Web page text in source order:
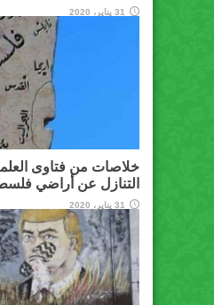
31 يناير، 2020
خلاصات من فتاوى
التنازل عن أراضي
31 يناير، 2020